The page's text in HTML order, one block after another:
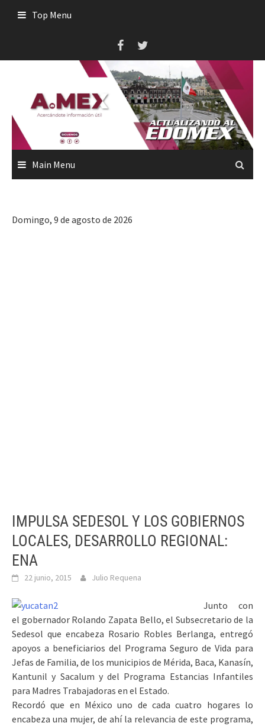
Top Menu
Main Menu
Domingo, 9 de agosto de 2026
IMPULSA SEDESOL Y LOS GOBIERNOS
LOCALES, DESARROLLO REGIONAL:
ENA
22 junio, 2015 Julio Requena
Junto con
el gobernador Rolando Zapata Bello, el Subsecretario de la
Sedesol que encabeza Rosario Robles Berlanga, entregó
apoyos a beneficiarios del Programa Seguro de Vida para
Jefas de Familia, de los municipios de Mérida, Baca, Kanasín,
Kantunil y Sacalum y del Programa Estancias Infantiles
para Madres Trabajadoras en el Estado.
Recordó que en México uno de cada cuatro hogares lo
encabeza una mujer, de ahí la relevancia de este programa,